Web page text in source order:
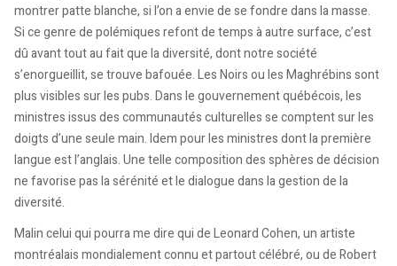
montrer patte blanche, si l’on a envie de se fondre dans la masse.
Si ce genre de polémiques refont de temps à autre surface, c’est
dû avant tout au fait que la diversité, dont notre société
s’enorgueillit, se trouve bafouée. Les Noirs ou les Maghrébins sont
plus visibles sur les pubs. Dans le gouvernement québécois, les
ministres issus des communautés culturelles se comptent sur les
doigts d’une seule main. Idem pour les ministres dont la première
langue est l’anglais. Une telle composition des sphères de décision
ne favorise pas la sérénité et le dialogue dans la gestion de la
diversité.
Malin celui qui pourra me dire qui de Leonard Cohen, un artiste
montréalais mondialement connu et partout célébré, ou de Robert